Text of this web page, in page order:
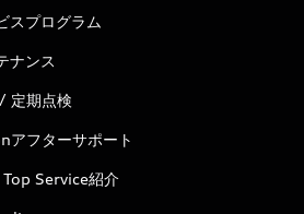
スプログラム
ナンス
定期点検
アフターサポート
Service紹介